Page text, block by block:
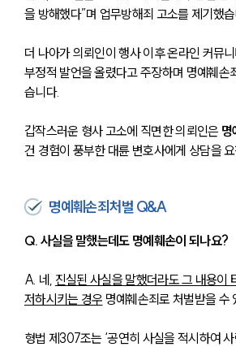
을 방해했다”며 업무방해죄 고소를 제기했습
더 나아가 의뢰인이 행사 이후 온라인 커뮤
부정적 발언을 올렸다고 주장하며 명예훼손
습니다.
갑작스러운 형사 고소에 직면한 의뢰인은 명
건 경험이 풍부한 대륜 변호사에게 상담을
명예훼손죄처벌 Q&A
Q. 사실을 말했는데도 명예훼손이 되나요?
A. 네, 진실된 사실을 말했더라도 그 내용이
저하시키는 경우 명예훼손죄로 처벌받을 수
형법 제307조는 ‘공연히 사실을 적시하여